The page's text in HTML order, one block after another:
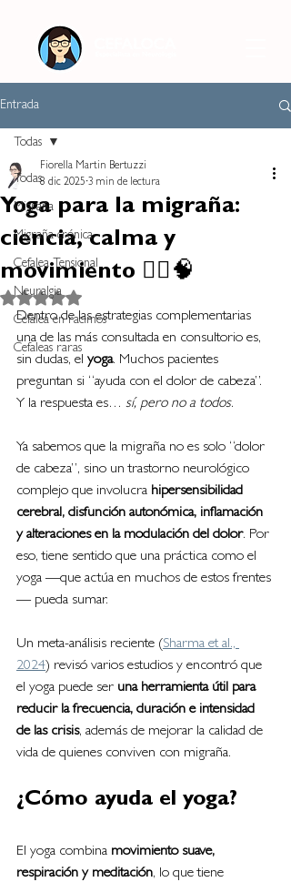
Entrada
Todas
Migraña
Migraña crónica
Cefalea Tensional
Neuralgia
Cefalea en racimos
Cefaleas raras
Todas
Yoga para la migraña:
ciencia, calma y
movimiento 🧘‍♀️🧠
Fiorella Martin Bertuzzi
8 dic 2025 3 min de lectura
Obtuvo NaN de 5 estrellas.
Dentro de las estrategias complementarias
una de las más consultada en consultorio es,
sin dudas, el yoga. Muchos pacientes
preguntan si “ayuda con el dolor de cabeza”.
Y la respuesta es… sí, pero no a todos.
Ya sabemos que la migraña no es solo “dolor
de cabeza”, sino un trastorno neurológico
complejo que involucra hipersensibilidad
cerebral, disfunción autonómica, inflamación
y alteraciones en la modulación del dolor. Por
eso, tiene sentido que una práctica como el
yoga —que actúa en muchos de estos frentes
— pueda sumar.
Un meta-análisis reciente (Sharma et al.,
2024) revisó varios estudios y encontró que
el yoga puede ser una herramienta útil para
reducir la frecuencia, duración e intensidad
de las crisis, además de mejorar la calidad de
vida de quienes conviven con migraña.
¿Cómo ayuda el yoga?
El yoga combina movimiento suave,
respiración y meditación, lo que tiene